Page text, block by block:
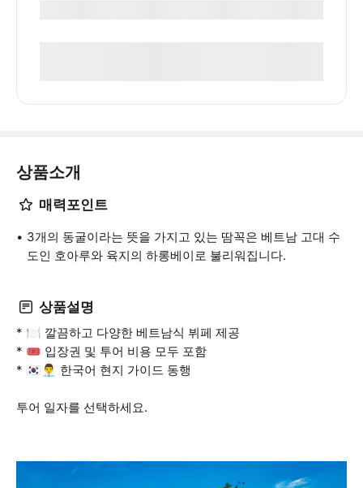
상품소개
매력포인트
3개의 동굴이라는 뜻을 가지고 있는 땀꼭은 베트남 고대 수
도인 호아루와 육지의 하롱베이로 불리워집니다.
상품설명
* 🍽️ 깔끔하고 다양한 베트남식 뷔페 제공
* 🎟️ 입장권 및 투어 비용 모두 포함
* 🇰🇷👨‍💼 한국어 현지 가이드 동행
투어 일자를 선택하세요.